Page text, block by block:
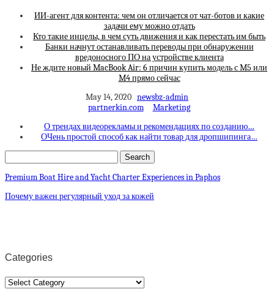
ИИ-агент для контента: чем он отличается от чат-ботов и какие
задачи ему можно отдать
Кто такие инцелы, в чем суть движения и как перестать им быть
Банки начнут останавливать переводы при обнаружении
вредоносного ПО на устройстве клиента
Не ждите новый MacBook Air: 6 причин купить модель с M5 или
M4 прямо сейчас
May 14, 2020 newsbz-admin
partnerkin.com
Marketing
О трендах видеорекламы и рекомендациях по созданию…
ОЧень простой способ как найти товар для дропшипинга…
Premium Boat Hire and Yacht Charter Experiences in Paphos
Почему важен регулярный уход за кожей
Categories
Categories